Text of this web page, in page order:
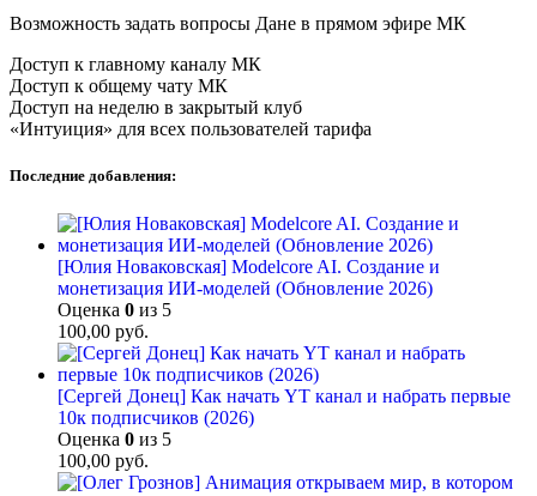
Возможность задать вопросы Дане в прямом эфире МК
Доступ к главному каналу МК
Доступ к общему чату МК
Доступ на неделю в закрытый клуб
«Интуиция» для всех пользователей тарифа
Последние добавления:
[Юлия Новаковская] Modelcore AI. Создание и
монетизация ИИ-моделей (Обновление 2026)
Оценка 0 из 5
100,00 руб.
[Сергей Донец] Как начать YT канал и набрать первые
10к подписчиков (2026)
Оценка 0 из 5
100,00 руб.